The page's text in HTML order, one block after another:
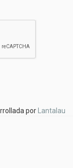
por Lantalau